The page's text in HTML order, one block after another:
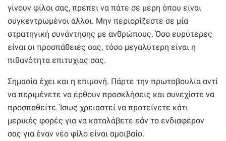
γίνουν φίλοι σας, πρέπει να πάτε σε μέρη όπου είναι
συγκεντρωμένοι άλλοι. Μην περιορίζεστε σε μία
στρατηγική συνάντησης με ανθρώπους. Όσο ευρύτερες
είναι οι προσπάθειές σας, τόσο μεγαλύτερη είναι η
πιθανότητα επιτυχίας σας.
Σημασία έχει και η επιμονή. Πάρτε την πρωτοβουλία αντί
να περιμένετε να έρθουν προσκλήσεις και συνεχίστε να
προσπαθείτε. Ίσως χρειαστεί να προτείνετε κάτι
μερικές φορές για να καταλάβετε εάν το ενδιαφέρον
σας για έναν νέο φίλο είναι αμοιβαίο.